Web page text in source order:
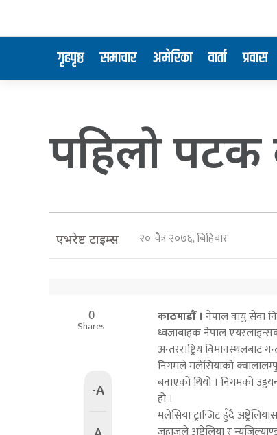
गृहपृष्ठ समाचार अमेरिका वार्ता प्रवास
पहिलाे पटक
एभरेष्ट टाइम्स २० चैत्र २०७६, बिहिबार
0
Shares
-A
काठमाडाैं । नेपाल वायु सेवा
ध्वजाबाहक नेपाल
अन्तरराष्ट्रिय विमानस्थलबाट
निगमले मलेसियाको
बनाएको थियो । निगमको
हो ।
मलेसिया ट्रान्जिट हुँदै